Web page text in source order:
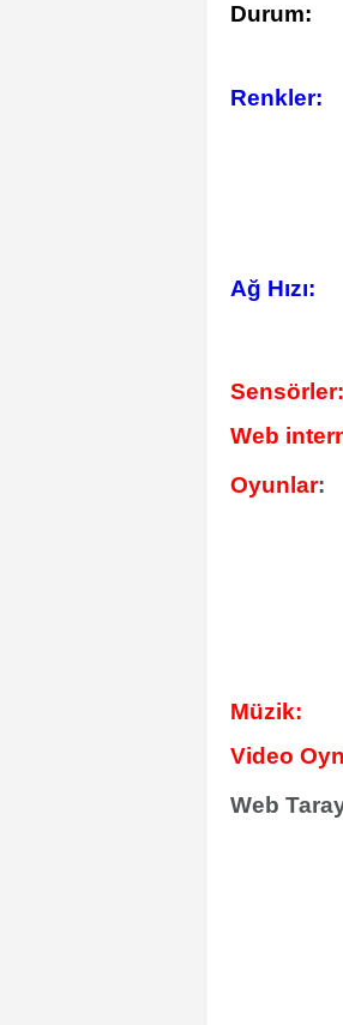
Durum:
Renkler:
Ağ Hızı:
Sensörler:
Web
Oyunlar:
Müzik:
Video
Web